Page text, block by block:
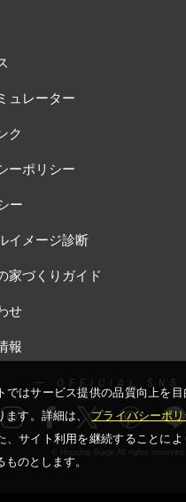
ュレーター
ク
ーポリシー
ー
イメージ診断
家づくりガイド
せ
報
ー OFFICIAL SNS
© Housing Stage All rights reserved.
ではサービス提供の品質向上を
ます。詳細は、プライバシーポ
、サイト利⽤を継続することに
ものとします。